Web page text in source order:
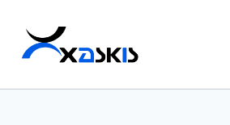
content